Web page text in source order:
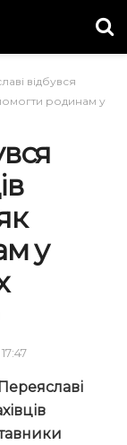
відбувся
родинам у
у